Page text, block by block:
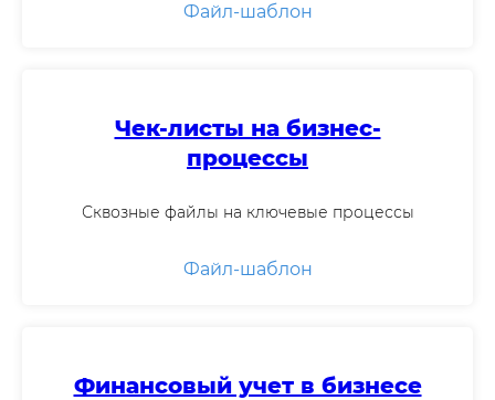
Файл-шаблон
Чек-листы на бизнес-
процессы
Сквозные файлы на ключевые процессы
Файл-шаблон
Финансовый учет в бизнесе